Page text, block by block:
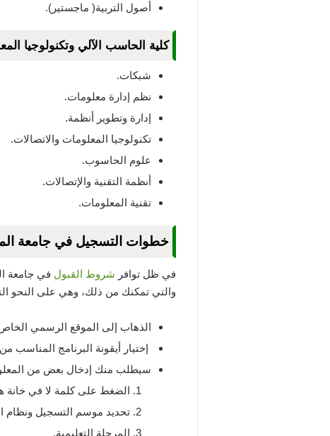
أصول التربية( ماجستير).
كلية الحاسب الآلي وتكنولوجيا
شبكات.
نظم إدارة معلومات.
إدارة وتطوير أنظمة.
تكنولوجيا المعلومات والاتصالات.
علوم الحاسوب.
أنظمة التقنية والإتصالات.
تقنية المعلومات.
خطوات التسجيل في جامعة المدينة
في ظل توافر شروط القبول في جامعة
والتي تمكنك من ذلك، وهي على النحو
الذهاب إلى الموقع الرسمي
إختيار أيقونة البرنامج المناسب
سيطلب منك إدخال بعض من
الضغط على كلمة لا في خانة
تحديد موسم التسجيل ونظام
المرحلة التعليمية.